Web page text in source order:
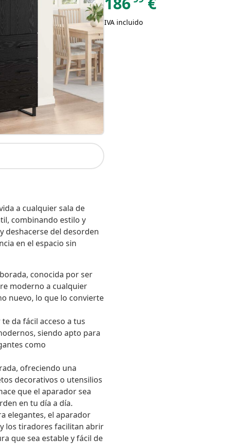
a cualquier sala de
combinando estilo y
deshacerse del desorden
en el espacio sin
conocida por ser
moderno a cualquier
nuevo, lo que lo convierte
da fácil acceso a tus
siendo apto para
como
ofreciendo una
decorativos o utensilios
que el aparador sea
en tu día a día.
elegantes, el aparador
los tiradores facilitan abrir
que sea estable y fácil de
IVA incluido